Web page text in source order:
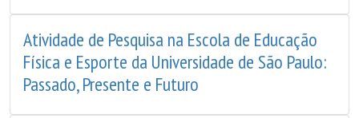
Atividade de Pesquisa na Escola de Educação
Física e Esporte da Universidade de São Paulo:
Passado, Presente e Futuro